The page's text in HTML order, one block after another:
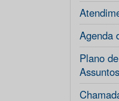
Agenda
Plano